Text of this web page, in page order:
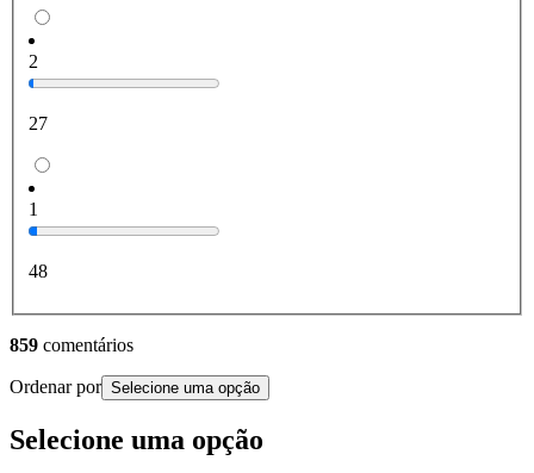
2
27
1
48
859 comentários
Ordenar por Selecione uma opção
Selecione uma opção